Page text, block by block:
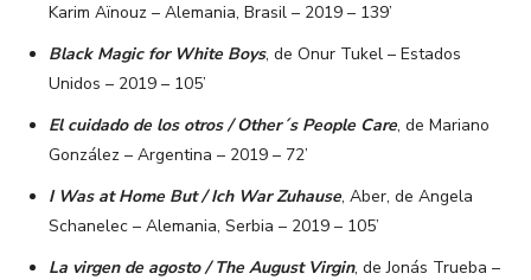
Karim Aïnouz – Alemania, Brasil – 2019 – 139’
Black Magic for White Boys, de Onur Tukel – Estados
Unidos – 2019 – 105’
El cuidado de los otros / Other´s People Care, de Mariano
González – Argentina – 2019 – 72’
I Was at Home But / Ich War Zuhause, Aber, de Angela
Schanelec – Alemania, Serbia – 2019 – 105’
La virgen de agosto / The August Virgin, de Jonás Trueba –